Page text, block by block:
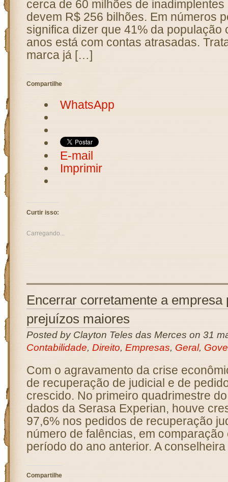
cerca de 60 milhões de inadimplentes
devem R$ 256 bilhões. Em números
significa dizer que 41% da população
anos está com contas atrasadas.
marca já […]
Compartilhe
WhatsApp
E-mail
Imprimir
Curtir isso:
Carregando...
Encerrar corretamente a empresa
prejuízos maiores
Posted by Clayton Teles das Merces on 31
Contabilidade, Direito, Empresas, Geral,
Com o agravamento da crise
de recuperação de judicial e de
crescido. No primeiro quadrimestre
dados da Serasa Experian, houve
97,6% nos pedidos de recuperação
número de falências, em comparação
período do ano anterior. A
Compartilhe